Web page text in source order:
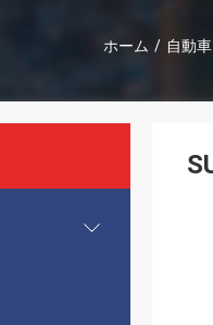
ホーム / 自動